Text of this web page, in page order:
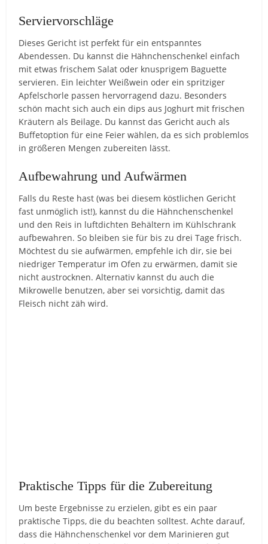
Serviervorschläge
Dieses Gericht ist perfekt für ein entspanntes
Abendessen. Du kannst die Hähnchenschenkel einfach
mit etwas frischem Salat oder knusprigem Baguette
servieren. Ein leichter Weißwein oder ein spritziger
Apfelschorle passen hervorragend dazu. Besonders
schön macht sich auch ein dips aus Joghurt mit frischen
Kräutern als Beilage. Du kannst das Gericht auch als
Buffetoption für eine Feier wählen, da es sich problemlos
in größeren Mengen zubereiten lässt.
Aufbewahrung und Aufwärmen
Falls du Reste hast (was bei diesem köstlichen Gericht
fast unmöglich ist!), kannst du die Hähnchenschenkel
und den Reis in luftdichten Behältern im Kühlschrank
aufbewahren. So bleiben sie für bis zu drei Tage frisch.
Möchtest du sie aufwärmen, empfehle ich dir, sie bei
niedriger Temperatur im Ofen zu erwärmen, damit sie
nicht austrocknen. Alternativ kannst du auch die
Mikrowelle benutzen, aber sei vorsichtig, damit das
Fleisch nicht zäh wird.
Praktische Tipps für die Zubereitung
Um beste Ergebnisse zu erzielen, gibt es ein paar
praktische Tipps, die du beachten solltest. Achte darauf,
dass die Hähnchenschenkel vor dem Marinieren gut